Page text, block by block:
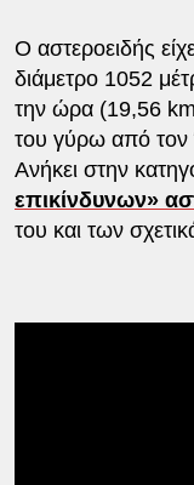
Ο αστεροειδής
διάμετρο 1052
την ώρα (19,56
του γύρω από τον
Ανήκει στην
επικίνδυνων»
του και των